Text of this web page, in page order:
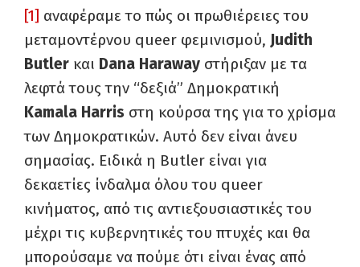
[1] αναφέραμε το πώς οι πρωθιέρειες του
μεταμοντέρνου queer φεμινισμού, Judith
Butler και Dana Haraway στήριξαν με τα
λεφτά τους την “δεξιά” Δημοκρατική
Kamala Harris στη κούρσα της για το χρίσμα
των Δημοκρατικών. Αυτό δεν είναι άνευ
σημασίας. Ειδικά η Butler είναι για
δεκαετίες ίνδαλμα όλου του queer
κινήματος, από τις αντιεξουσιαστικές του
μέχρι τις κυβερνητικές του πτυχές και θα
μπορούσαμε να πούμε ότι είναι ένας από